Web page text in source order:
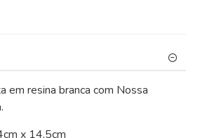
em resina branca com Nossa
x 14,5cm